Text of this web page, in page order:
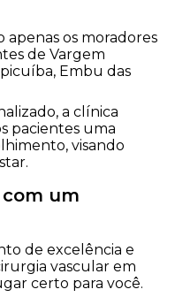
apenas os moradores
de Vargem
Embu das
a clínica
pacientes uma
visando
um
de excelência e
vascular em
certo para você.